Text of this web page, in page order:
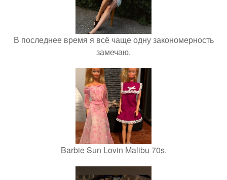
В последнее время я всё чаще одну закономерность
замечаю.
Barbie Sun Lovin Malibu 70s.